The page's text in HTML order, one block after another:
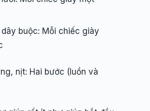
buộc: Mỗi chiếc giày
nịt: Hai bước (luồn và